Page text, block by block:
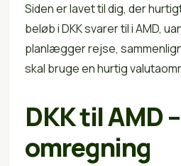
Siden er lavet til dig, der
beløb i DKK svarer til i AMD,
planlægger rejse,
skal bruge en hurtig
DKK til AMD
omregning